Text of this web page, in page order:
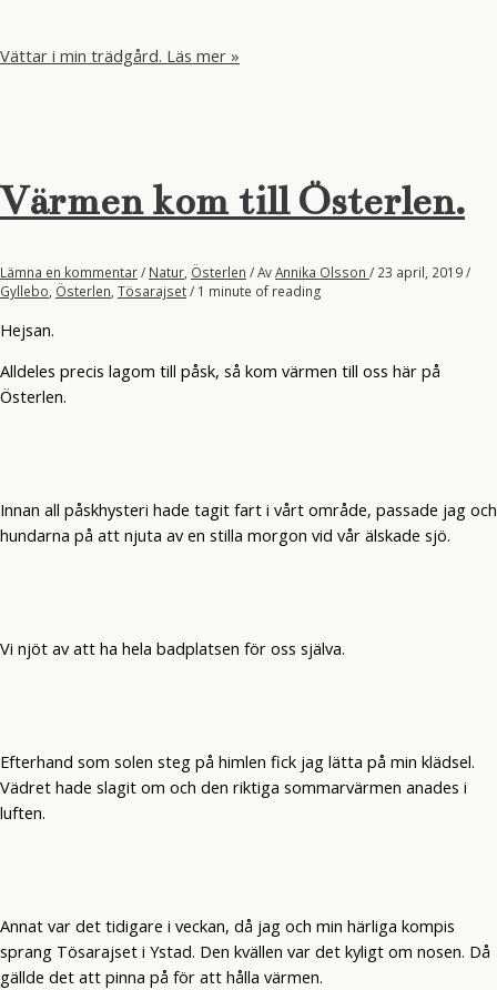
Vättar i min trädgård. Läs mer »
Värmen kom till Österlen.
Lämna en kommentar/ Natur, Österlen / AvAnnika Olsson / 23 april, 2019/
Gyllebo, Österlen, Tösarajset/ 1 minute of reading
Hejsan.
Alldeles precis lagom till påsk, så kom värmen till oss här på
Österlen.
Innan all påskhysteri hade tagit fart i vårt område, passade jag och
hundarna på att njuta av en stilla morgon vid vår älskade sjö.
Vi njöt av att ha hela badplatsen för oss själva.
Efterhand som solen steg på himlen fick jag lätta på min klädsel.
Vädret hade slagit om och den riktiga sommarvärmen anades i
luften.
Annat var det tidigare i veckan, då jag och min härliga kompis
sprang Tösarajset i Ystad. Den kvällen var det kyligt om nosen. Då
gällde det att pinna på för att hålla värmen.